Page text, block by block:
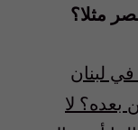
مثلا؟
لبنان
لا